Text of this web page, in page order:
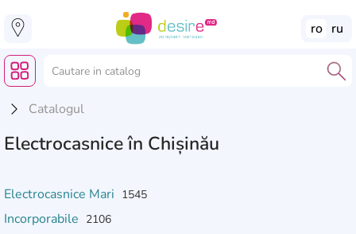
ro ru
Catalogul
Electrocasnice în Chișinău
Electrocasnice Mari 1545
Incorporabile 2106